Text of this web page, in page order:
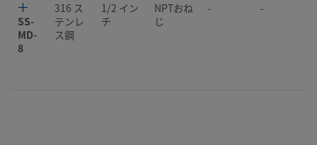
SS-
MD-
8
316 ス
テンレ
ス鋼
1/2 イン
チ
NPTおね
じ
- -